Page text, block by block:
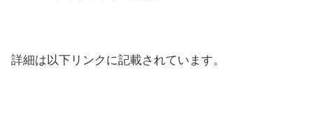
詳細は以下リンクに記載されています。